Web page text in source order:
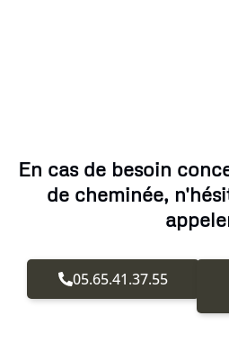
En cas de besoin
de cheminée,
05.65.41.37.55